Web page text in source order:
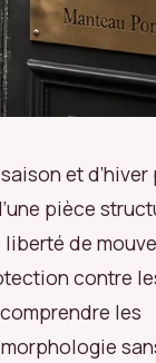
et d’hiver
pièce
de
contre
les